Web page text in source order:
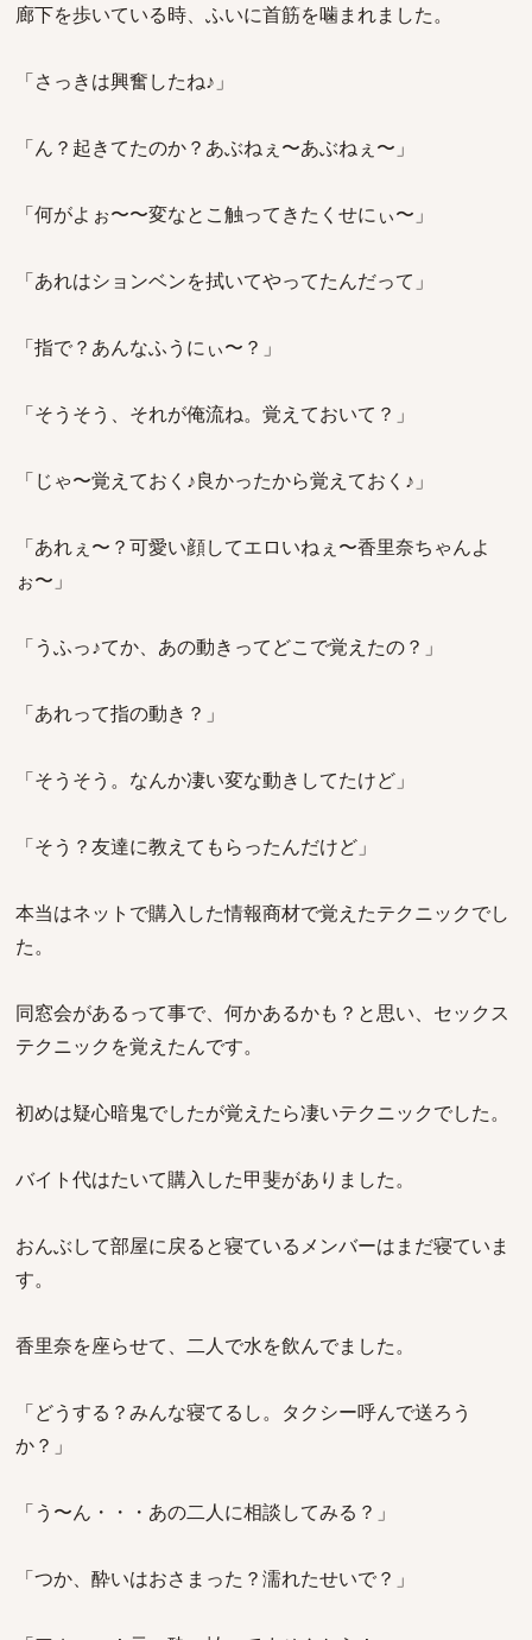
廊下を歩いている時、ふいに首筋を噛まれました。
「さっきは興奮したね♪」
「ん？起きてたのか？あぶねぇ〜あぶねぇ〜」
「何がよぉ〜〜変なとこ触ってきたくせにぃ〜」
「あれはションベンを拭いてやってたんだって」
「指で？あんなふうにぃ〜？」
「そうそう、それが俺流ね。覚えておいて？」
「じゃ〜覚えておく♪良かったから覚えておく♪」
「あれぇ〜？可愛い顔してエロいねぇ〜香里奈ちゃんよ
ぉ〜」
「うふっ♪てか、あの動きってどこで覚えたの？」
「あれって指の動き？」
「そうそう。なんか凄い変な動きしてたけど」
「そう？友達に教えてもらったんだけど」
本当はネットで購入した情報商材で覚えたテクニックでし
た。
同窓会があるって事で、何かあるかも？と思い、セックス
テクニックを覚えたんです。
初めは疑心暗鬼でしたが覚えたら凄いテクニックでした。
バイト代はたいて購入した甲斐がありました。
おんぶして部屋に戻ると寝ているメンバーはまだ寝ていま
す。
香里奈を座らせて、二人で水を飲んでました。
「どうする？みんな寝てるし。タクシー呼んで送ろう
か？」
「う〜ん・・・あの二人に相談してみる？」
「つか、酔いはおさまった？濡れたせいで？」